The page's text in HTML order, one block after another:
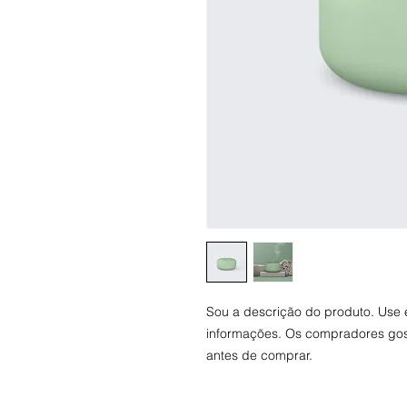
Sou a descrição do produto.
informações. Os compradores
antes de comprar.